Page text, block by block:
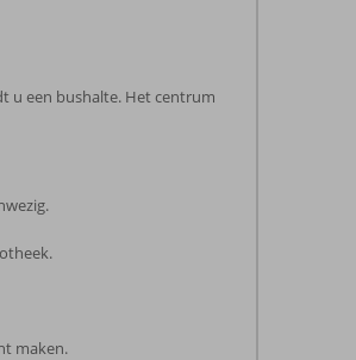
u een bushalte. Het centrum
maken.